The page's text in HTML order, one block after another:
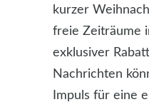
kurzer
freie Zeiträume
exklusiver
Nachrichten
Impuls für eine